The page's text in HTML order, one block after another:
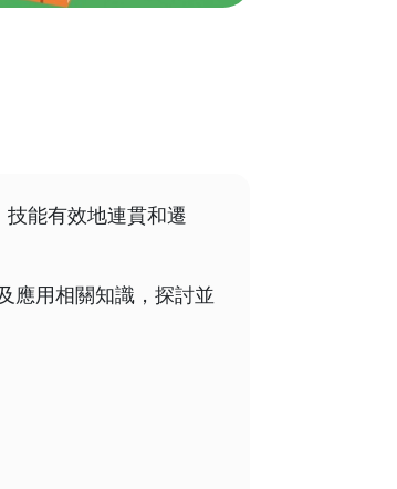
能有效地連貫和遷
應用相關知識，探討並